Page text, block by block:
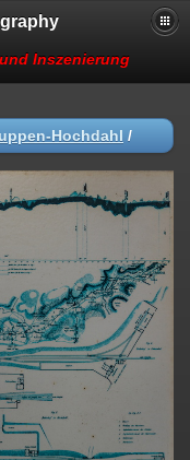
Inszenierung
Hochdahl /